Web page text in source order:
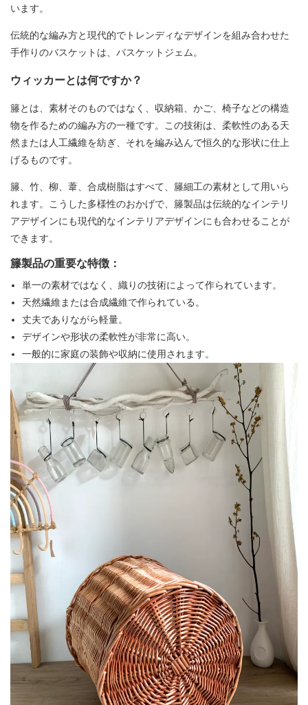
います。
伝統的な編み方と現代的でトレンディなデザインを組み合わせた
手作りのバスケットは、 バスケットジェム 。
ウィッカーとは何ですか？
籐とは、素材そのものではなく、収納箱、かご、椅子などの構造
物を作るための編み方の一種です。この技術は、柔軟性のある天
然または人工繊維を紡ぎ、それを編み込んで恒久的な形状に仕上
げるものです。
籐、竹、柳、葦、合成樹脂はすべて、籐細工の素材として用いら
れます。こうした多様性のおかげで、籐製品は伝統的なインテリ
アデザインにも現代的なインテリアデザインにも合わせることが
できます。
籐製品の重要な特徴：
単一の素材ではなく、織りの技術によって作られています。
天然繊維または合成繊維で作られている。
丈夫でありながら軽量。
デザインや形状の柔軟性が非常に高い。
一般的に家庭の装飾や収納に使用されます。